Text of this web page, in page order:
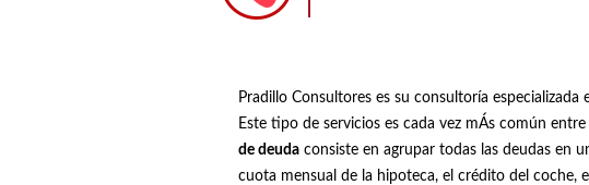
Pradillo Consultores es su consultoría especializada
Este tipo de servicios es cada vez mÁs común
de deuda consiste en agrupar todas las deudas en
cuota mensual de la hipoteca, el crédito del coche,